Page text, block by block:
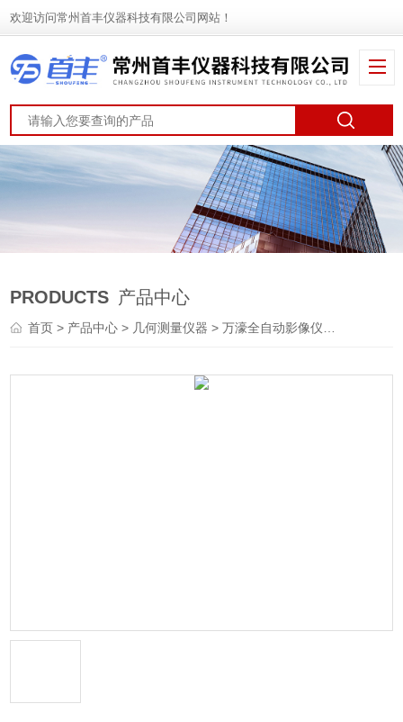
欢迎访问常州首丰仪器科技有限公司网站！
PRODUCTS 产品中心
首页> 产品中心 > 几何测量仪器 >万濠全自动影像仪> VMS-